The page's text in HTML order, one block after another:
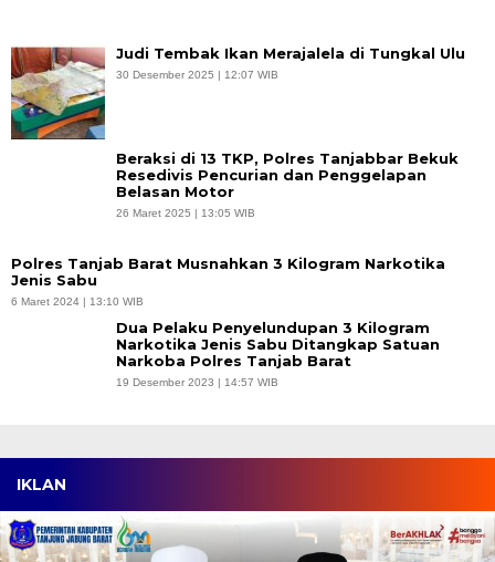
Judi Tembak Ikan Merajalela di Tungkal Ulu
30 Desember 2025 | 12:07 WIB
Beraksi di 13 TKP, Polres Tanjabbar Bekuk
Resedivis Pencurian dan Penggelapan
Belasan Motor
26 Maret 2025 | 13:05 WIB
Polres Tanjab Barat Musnahkan 3 Kilogram Narkotika
Jenis Sabu
6 Maret 2024 | 13:10 WIB
Dua Pelaku Penyelundupan 3 Kilogram
Narkotika Jenis Sabu Ditangkap Satuan
Narkoba Polres Tanjab Barat
19 Desember 2023 | 14:57 WIB
IKLAN